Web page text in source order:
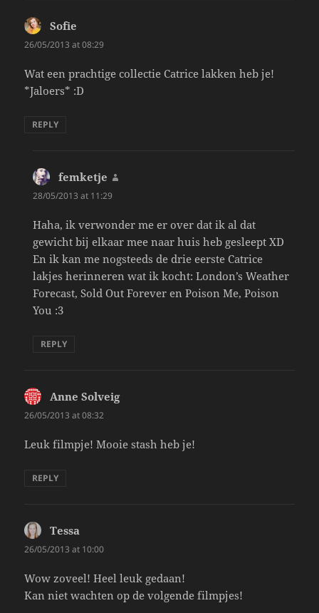
Sofie
26/05/2013 at 08:29
Wat een prachtige collectie Catrice lakken heb je!
*Jaloers* :D
REPLY
femketje
28/05/2013 at 11:29
Haha, ik verwonder me er over dat ik al dat
gewicht bij elkaar mee naar huis heb gesleept XD
En ik kan me nogsteeds de drie eerste Catrice
lakjes herinneren wat ik kocht: London’s Weather
Forecast, Sold Out Forever en Poison Me, Poison
You :3
REPLY
Anne Solveigsays:
26/05/2013 at 08:32
Leuk filmpje! Mooie stash heb je!
REPLY
Tessa
26/05/2013 at 10:00
Wow zoveel! Heel leuk gedaan!
Kan niet wachten op de volgende filmpjes!